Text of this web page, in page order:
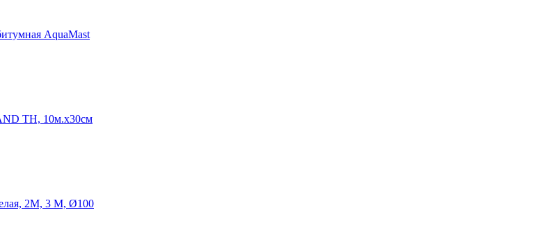
AquaMast
ТН, 10м.х30см
2М, 3 М, Ø100